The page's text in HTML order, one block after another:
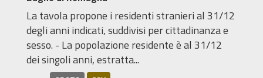
La tavola propone i residenti stranieri al 31/12
degli anni indicati, suddivisi per cittadinanza e
sesso. - La popolazione residente è al 31/12
dei singoli anni, estratta...